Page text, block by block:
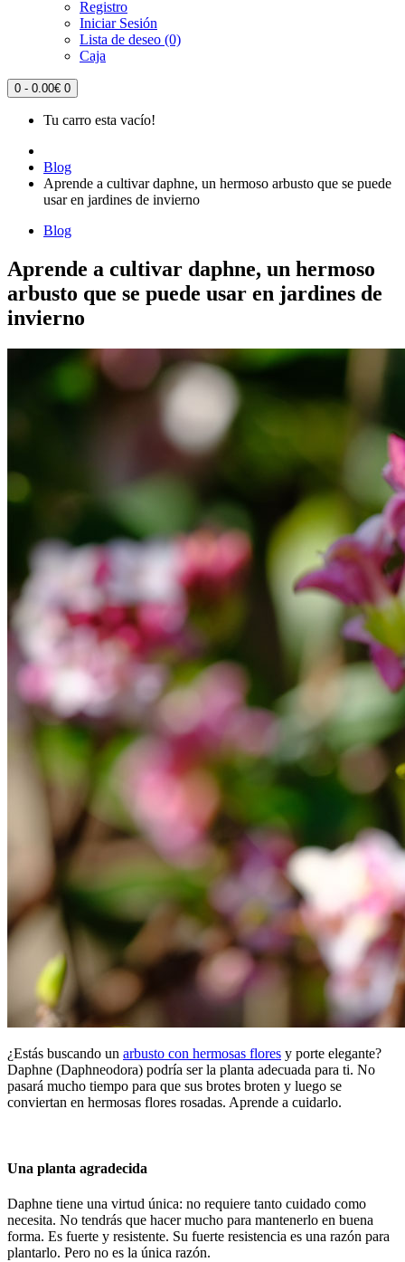
Registro
Iniciar Sesión
Lista de deseo (0)
Caja
0 - 0.00€ 0
Tu carro esta vacío!
Blog
Aprende a cultivar daphne, un hermoso arbusto que se puede
usar en jardines de invierno
Blog
Aprende a cultivar daphne, un hermoso
arbusto que se puede usar en jardines de
invierno
¿Estás buscando un arbusto con hermosas flores y porte elegante?
Daphne (Daphneodora) podría ser la planta adecuada para ti. No
pasará mucho tiempo para que sus brotes broten y luego se
conviertan en hermosas flores rosadas. Aprende a cuidarlo.
Una planta agradecida
Daphne tiene una virtud única: no requiere tanto cuidado como
necesita. No tendrás que hacer mucho para mantenerlo en buena
forma. Es fuerte y resistente. Su fuerte resistencia es una razón para
plantarlo. Pero no es la única razón.